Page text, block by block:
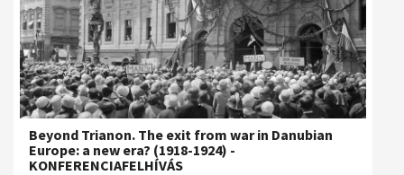
Beyond Trianon. The exit from war in Danubian
Europe: a new era? (1918-1924) -
KONFERENCIAFELHÍVÁS